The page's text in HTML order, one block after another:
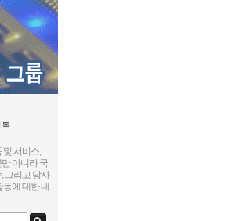
및 서비스,
아니라 국
그리고 당사
에 대한 내